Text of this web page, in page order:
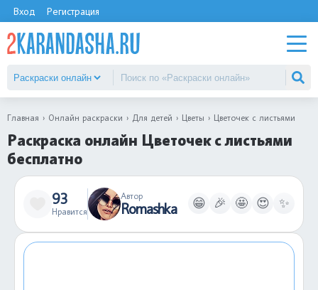
Вход Регистрация
Главная Онлайн раскраски Для детей Цветы Цветочек с листьями
Раскраска онлайн Цветочек с листьями
бесплатно
93
Нравится
Автор
Romashka 😁 🎉 🤩 😍 ✨